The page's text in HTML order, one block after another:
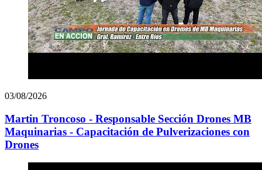
03/08/2026
Martin Troncoso - Responsable Sección Drones MB
Maquinarias - Capacitación de Pulverizaciones con
Drones